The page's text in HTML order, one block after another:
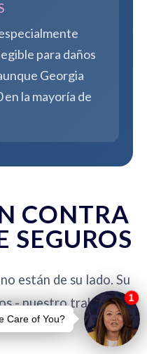
para daños
Georgia
la mayoría de
CONTRA
SEGUROS
están de su lado. Su
- nuestro trabajo es